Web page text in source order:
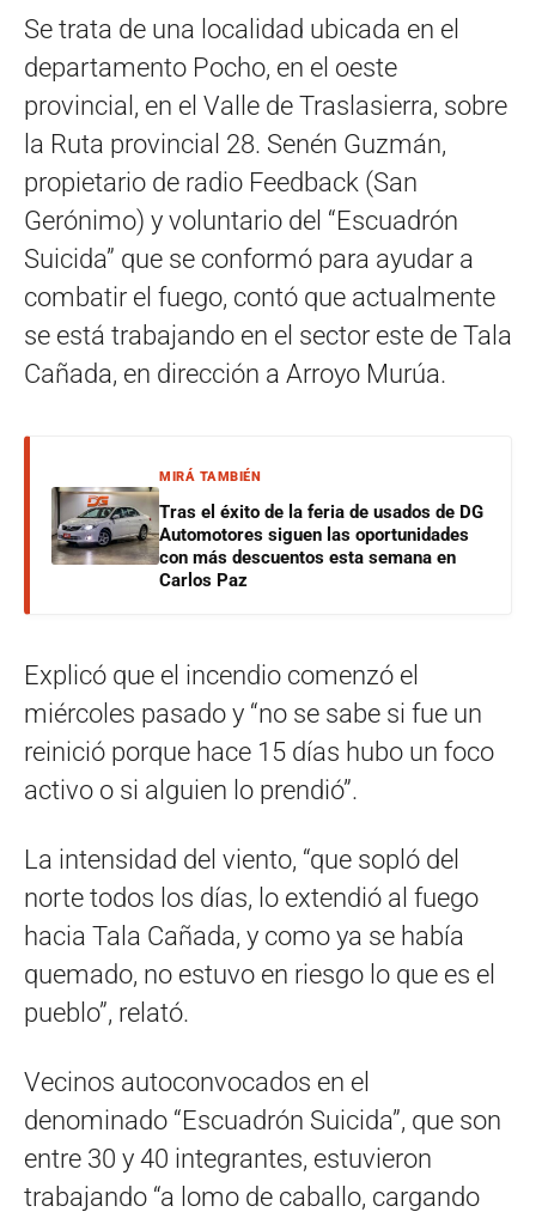
Se trata de una localidad ubicada en el
departamento Pocho, en el oeste
provincial, en el Valle de Traslasierra, sobre
la Ruta provincial 28. Senén Guzmán,
propietario de radio Feedback (San
Gerónimo) y voluntario del “Escuadrón
Suicida” que se conformó para ayudar a
combatir el fuego, contó que actualmente
se está trabajando en el sector este de Tala
Cañada, en dirección a Arroyo Murúa.
MIRÁ TAMBIÉN
Tras el éxito de la feria de usados de DG
Automotores siguen las oportunidades
con más descuentos esta semana en
Carlos Paz
Explicó que el incendio comenzó el
miércoles pasado y “no se sabe si fue un
reinició porque hace 15 días hubo un foco
activo o si alguien lo prendió”.
La intensidad del viento, “que sopló del
norte todos los días, lo extendió al fuego
hacia Tala Cañada, y como ya se había
quemado, no estuvo en riesgo lo que es el
pueblo”, relató.
Vecinos autoconvocados en el
denominado “Escuadrón Suicida”, que son
entre 30 y 40 integrantes, estuvieron
trabajando “a lomo de caballo, cargando